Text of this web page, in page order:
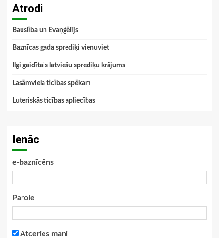
Atrodi
Bauslība un Evaņģēlijs
Baznīcas gada sprediķi vienuviet
Ilgi gaidītais latviešu sprediķu krājums
Lasāmviela ticības spēkam
Luteriskās ticības apliecības
Ienāc
e-baznīcēns
Parole
Atceries mani